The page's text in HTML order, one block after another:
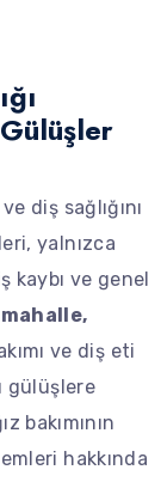
diş sağlığını
yalnızca
kaybı ve genel
ve diş eti
gülüşlere
bakımının
hakkında